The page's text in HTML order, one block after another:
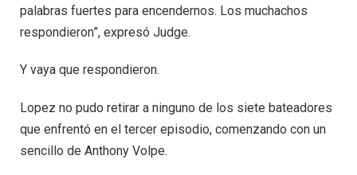
palabras fuertes para encendernos. Los muchachos
respondieron”, expresó Judge.
Y vaya que respondieron.
Lopez no pudo retirar a ninguno de los siete bateadores
que enfrentó en el tercer episodio, comenzando con un
sencillo de Anthony Volpe.